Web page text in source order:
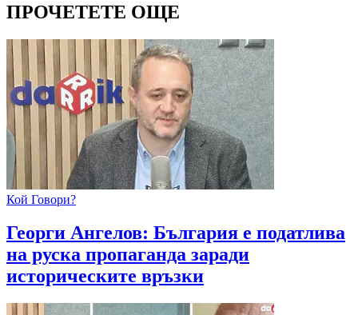
ПРОЧЕТЕТЕ ОЩЕ
Кой Говори?
Георги Ангелов: България е податлива
на руска пропаганда заради
историческите връзки